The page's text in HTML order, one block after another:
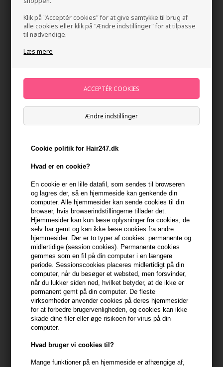
Klik på "Acceptér cookies" for at give samtykke til brug af
alle cookies eller klik på "Ændre indstillinger" for at tilpasse
til nødvendige.
Læs mere
Ændre indstillinger
Cookie politik for Hair247.dk
Hvad er en cookie?
En cookie er en lille datafil, som sendes til browseren
og lagres der, så en hjemmeside kan genkende din
computer. Alle hjemmesider kan sende cookies til din
browser, hvis browserindstillingerne tillader det.
Hjemmesider kan kun læse oplysninger fra cookies, de
selv har gemt og kan ikke læse cookies fra andre
hjemmesider. Der er to typer af cookies: permanente og
midlertidige (session cookies). Permanente cookies
gemmes som en fil på din computer i en længere
periode. Sessionscookies placeres midlertidigt på din
computer, når du besøger et websted, men forsvinder,
når du lukker siden ned, hvilket betyder, at de ikke er
permanent gemt på din computer. De fleste
virksomheder anvender cookies på deres hjemmesider
for at forbedre brugervenligheden, og cookies kan ikke
skade dine filer eller øge risikoen for virus på din
computer.
Hvad bruger vi cookies til?
Mange funktioner på en hjemmeside er afhængige af,
IdHAIR Solutions 7.1 Shampoo 300ml
IdHAIR Solutions
128,00DKK
+
På lager- Leveringstid 1-2 dage
Du får 6 DKK til dit næste køb når du køber denne vare -
min konto
399,10 DKK FRA GRATIS FRAGT
Beskrivelse Anmeldelser Fabrikant
IdHAIR Solutions 7.1 Shampoo modvirker tidlig hårtab.
Egenskaber
Solutions 7.1 Shampoo er lavet til mænd eller kvinder, der lider af